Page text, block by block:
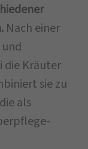
Nach einer
die Kräuter
sie zu
als